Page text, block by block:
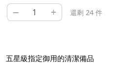
– + 還剩 24 件
五星級指定御用的清潔備品